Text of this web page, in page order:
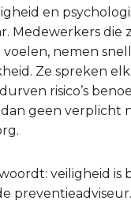
en
Medewerkers die
nemen
Ze spreken
risico’s
geen verplicht
veiligheid is
preventieadviseur.